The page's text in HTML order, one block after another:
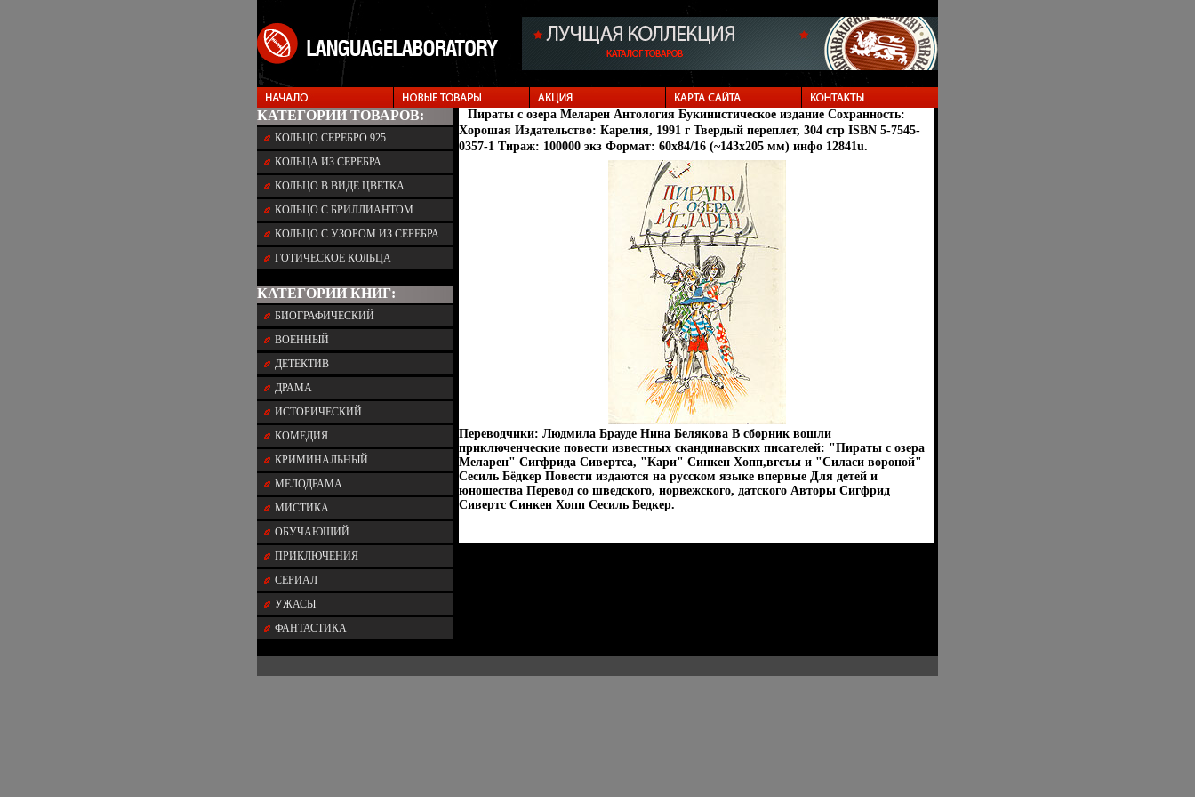
КАТЕГОРИИ ТОВАРОВ:
КОЛЬЦО СЕРЕБРО 925
КОЛЬЦА ИЗ СЕРЕБРА
КОЛЬЦО В ВИДЕ ЦВЕТКА
КОЛЬЦО С БРИЛЛИАНТОМ
КОЛЬЦО С УЗОРОМ ИЗ СЕРЕБРА
ГОТИЧЕСКОЕ КОЛЬЦА
КАТЕГОРИИ КНИГ:
БИОГРАФИЧЕСКИЙ
ВОЕННЫЙ
ДЕТЕКТИВ
ДРАМА
ИСТОРИЧЕСКИЙ
КОМЕДИЯ
КРИМИНАЛЬНЫЙ
МЕЛОДРАМА
МИСТИКА
ОБУЧАЮЩИЙ
ПРИКЛЮЧЕНИЯ
СЕРИАЛ
УЖАСЫ
ФАНТАСТИКА
Пираты с озера Меларен Антология Букинистическое издание Сохранность:
Хорошая Издательство: Карелия, 1991 г Твердый переплет, 304 стр ISBN 5-7545-
0357-1 Тираж: 100000 экз Формат: 60x84/16 (~143х205 мм) инфо 12841u.
Переводчики: Людмила Брауде Нина Белякова В сборник вошли
приключенческие повести известных скандинавских писателей: "Пираты с озера
Меларен" Сигфрида Сивертса, "Кари" Синкен Хопп,вгсъы и "Силаси вороной"
Сесиль Бёдкер Повести издаются на русском языке впервые Для детей и
юношества Перевод со шведского, норвежского, датского Авторы Сигфрид
Сивертс Синкен Хопп Сесиль Бедкер.